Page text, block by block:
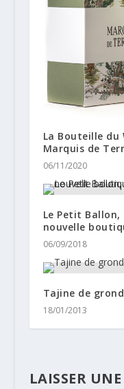
La Bouteille du
Marquis de
06/11/2020
Le Petit
nouvelle
06/09/2018
Tajine de
18/01/2013
LAISSER